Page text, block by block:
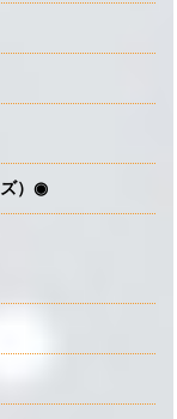
ズ）◉